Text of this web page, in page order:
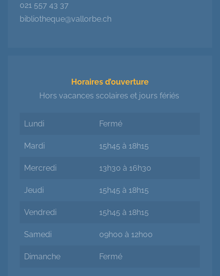
021 557 43 37
bibliotheque@vallorbe.ch
Horaires d’ouverture
Hors vacances scolaires et jours fériés
Lundi Fermé
Mardi 15h45 à 18h15
Mercredi 13h30 à 16h30
Jeudi 15h45 à 18h15
Vendredi 15h45 à 18h15
Samedi 09h00 à 12h00
Dimanche Fermé